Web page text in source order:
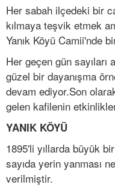
Her sabah ilçedeki bir
kılmaya teşvik etmek
Yanık Köyü Camii'nde
Her geçen gün
güzel bir dayanışma
devam ediyor.Son
gelen kafilenin
YANIK KÖYÜ
1895'li yıllarda büyük
sayıda yerin yanması
verilmiştir.